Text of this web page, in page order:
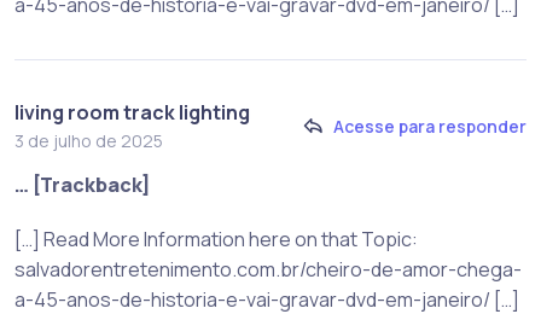
living room track lighting
3 de julho de 2025
Acesse para responder
… [Trackback]
[…] Read More Information here on that Topic:
salvadorentretenimento.com.br/cheiro-de-amor-chega-
a-45-anos-de-historia-e-vai-gravar-dvd-em-janeiro/ […]